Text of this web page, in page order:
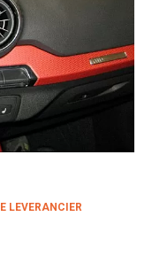
LEVERANCIER